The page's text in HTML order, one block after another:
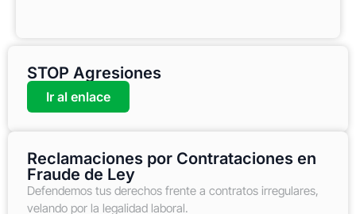
STOP Agresiones
Ir al enlace
Reclamaciones por Contrataciones en
Fraude de Ley
Defendemos tus derechos frente a contratos irregulares,
velando por la legalidad laboral.